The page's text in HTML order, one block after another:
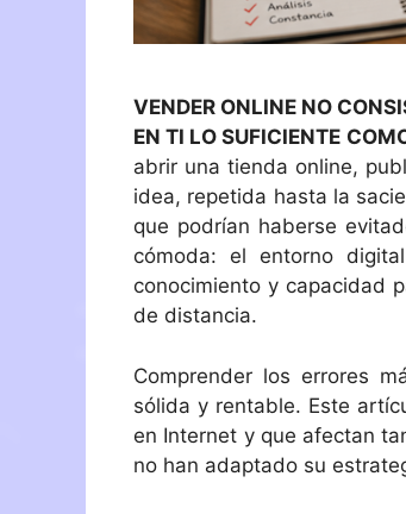
VENDER ONLINE NO
EN TI LO SUFICIENTE
abrir una tienda online,
idea, repetida hasta la
que podrían haberse
cómoda: el entorno
conocimiento y capacidad
de distancia.
Comprender los errores
sólida y rentable. Este
en Internet y que afectan
no han adaptado su